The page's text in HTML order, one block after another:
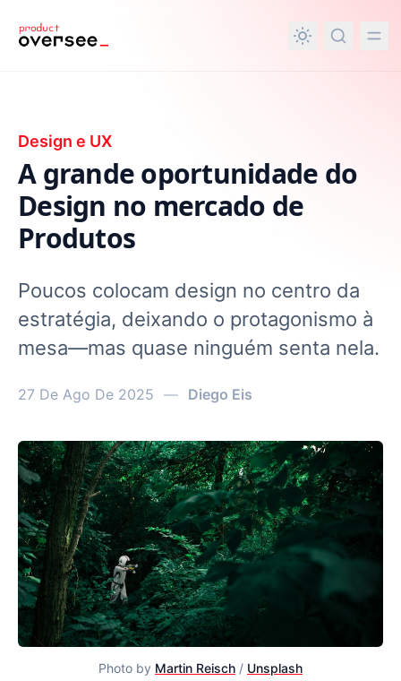
principal
Design e UX
A grande oportunidade do
Design no mercado de
Produtos
Poucos colocam design no centro da
estratégia, deixando o protagonismo à
mesa—mas quase ninguém senta nela.
27 De Ago De 2025 — Diego Eis
Photo by Martin Reisch / Unsplash